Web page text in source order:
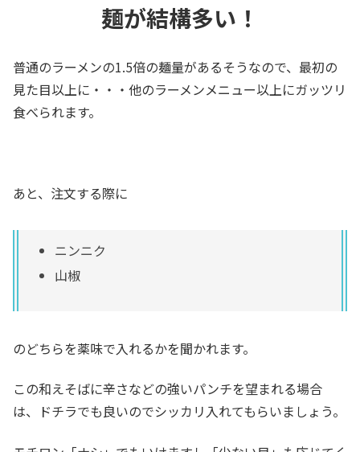
麺が結構多い！
普通のラーメンの1.5倍の麺量があるそうなので、最初の
見た目以上に・・・他のラーメンメニュー以上にガッツリ
食べられます。
あと、注文する際に
ニンニク
山椒
のどちらを薬味で入れるかを聞かれます。
この和えそばに辛さなどの強いパンチを望まれる場合
は、ドチラでも良いのでシッカリ入れてもらいましょう。